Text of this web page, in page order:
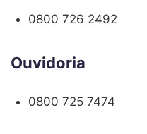
0800 726 2492
Ouvidoria
0800 725 7474